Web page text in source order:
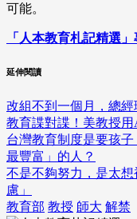
可能。
「人本教育札記精選
延伸閱讀
改組不到一個月，總
教育諜對諜！美教授
台灣教育制度是要孩
最豐富」的人？
不是不夠努力，是太
慮」
教育部 教授 師大 解禁